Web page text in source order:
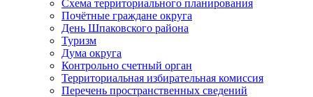
Схема территориального планирования
Почётные граждане округа
День Шпаковского района
Туризм
Дума округа
Контрольно счетный орган
Территориальная избирательная комиссия
Перечень пространственных сведений